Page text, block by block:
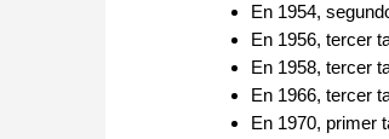
En 1954,
En 1956, tercer
En 1958, tercer
En 1966, tercer
En 1970, primer